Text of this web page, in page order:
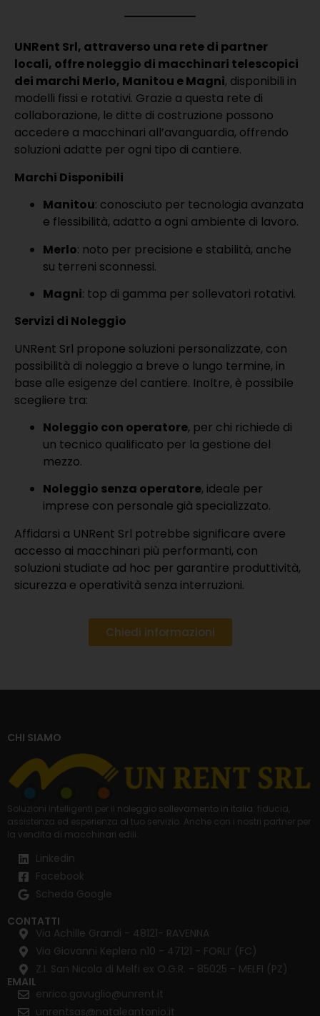
UNRent Srl, attraverso una rete di partner
locali, offre noleggio di macchinari telescopici
dei marchi Merlo, Manitou e Magni, disponibili in
modelli fissi e rotativi. Grazie a questa rete di
collaborazione, le ditte di costruzione possono
accedere a macchinari all’avanguardia, offrendo
soluzioni adatte per ogni tipo di cantiere.
Marchi Disponibili
Manitou: conosciuto per tecnologia avanzata
e flessibilità, adatto a ogni ambiente di lavoro.
Merlo: noto per precisione e stabilità, anche
su terreni sconnessi.
Magni: top di gamma per sollevatori rotativi.
Servizi di Noleggio
UNRent Srl propone soluzioni personalizzate, con
possibilità di noleggio a breve o lungo termine, in
base alle esigenze del cantiere. Inoltre, è possibile
scegliere tra:
Noleggio con operatore, per chi richiede di
un tecnico qualificato per la gestione del
mezzo.
Noleggio senza operatore, ideale per
imprese con personale già specializzato.
Affidarsi a UNRent Srl potrebbe significare avere
accesso ai macchinari più performanti, con
soluzioni studiate ad hoc per garantire produttività,
sicurezza e operatività senza interruzioni.
Chiedi informazioni
CHI SIAMO
Soluzioni intelligenti per il noleggio sollevamento in italia : fiducia,
assistenza ed esperienza al tuo servizio. Anche con i nostri partner per
la vendita di macchinari edili
Linkedin
Facebook
Scheda Google
CONTATTI
Via Achille Grandi - 48121- RAVENNA
Via Giovanni Keplero n10 - 47121 - FORLI’ (FC)
Z.I. San Nicola di Melfi ex O.G.R. - 85025 - MELFI (PZ)
EMAIL
enrico.gavuglio@unrent.it
unrentsas@nataleantonio.it